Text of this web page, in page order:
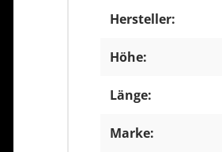
Hersteller:
Höhe:
Länge:
Marke: